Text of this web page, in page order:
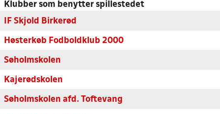
Klubber som benytter spillestedet
IF Skjold Birkerød
Høsterkøb Fodboldklub 2000
Søholmskolen
Kajerødskolen
Søholmskolen afd. Toftevang